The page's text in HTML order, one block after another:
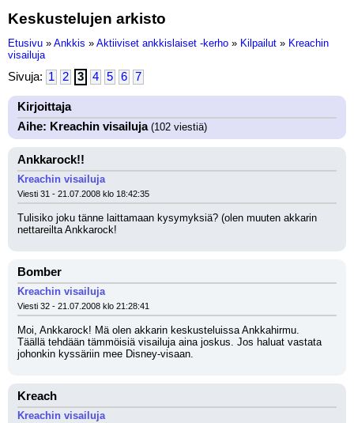
Keskustelujen arkisto
Etusivu » Ankkis » Aktiiviset ankkislaiset -kerho » Kilpailut » Kreachin
visailuja
Sivuja: 1 2 3 4 5 6 7
Kirjoittaja
Aihe: Kreachin visailuja(102 viestiä)
Ankkarock!!
Kreachin visailuja
Viesti 31 - 21.07.2008 klo 18:42:35
Tulisiko joku tänne laittamaan kysymyksiä? (olen muuten akkarin
nettareilta Ankkarock!
Bomber
Kreachin visailuja
Viesti 32 - 21.07.2008 klo 21:28:41
Moi, Ankkarock! Mä olen akkarin keskusteluissa Ankkahirmu.
Täällä tehdään tämmöisiä visailuja aina joskus. Jos haluat vastata
johonkin kyssäriin mee Disney-visaan.
Kreach
Kreachin visailuja